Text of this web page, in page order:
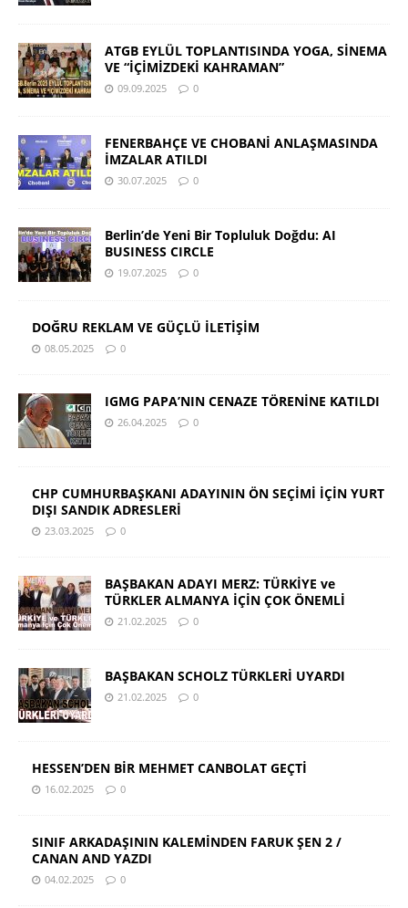
ATGB EYLÜL TOPLANTISINDA YOGA, SİNEMA
VE “İÇİMİZDEKİ KAHRAMAN”
09.09.2025 0
FENERBAHÇE VE CHOBANİ ANLAŞMASINDA
İMZALAR ATILDI
30.07.2025 0
Berlin’de Yeni Bir Topluluk Doğdu: AI
BUSINESS CIRCLE
19.07.2025 0
DOĞRU REKLAM VE GÜÇLÜ İLETİŞİM
08.05.2025 0
IGMG PAPA’NIN CENAZE TÖRENİNE KATILDI
26.04.2025 0
CHP CUMHURBAŞKANI ADAYININ ÖN SEÇİMİ İÇİN YURT
DIŞI SANDIK ADRESLERİ
23.03.2025 0
BAŞBAKAN ADAYI MERZ: TÜRKİYE ve
TÜRKLER ALMANYA İÇİN ÇOK ÖNEMLİ
21.02.2025 0
BAŞBAKAN SCHOLZ TÜRKLERİ UYARDI
21.02.2025 0
HESSEN’DEN BİR MEHMET CANBOLAT GEÇTİ
16.02.2025 0
SINIF ARKADAŞININ KALEMİNDEN FARUK ŞEN 2 /
CANAN AND YAZDI
04.02.2025 0